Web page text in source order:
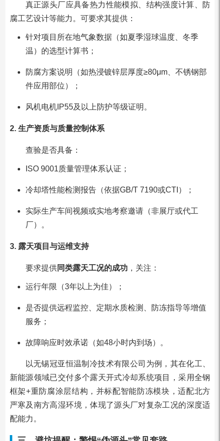
真正源头厂应具备热力性能模拟、结构强度计算、防
腐工艺设计等能力。可要求其提供：
针对项目所在地气象数据（如夏季湿球温度、冬季
温）的选型计算书；
防腐方案说明（如热浸镀锌层厚度≥80μm、不锈钢部
件应用部位）；
风机电机IP55及以上防护等级证明。
2. 生产资质与质量控制体系
查验是否具备：
ISO 9001质量管理体系认证；
冷却塔性能检测报告（依据GB/T 7190或CTI）；
实际生产车间视频或实地考察邀请（非展厅或代工
厂）。
3. 露天项目与运维支持
要求提供同类露天工况的成功，关注：
运行年限（3年以上为佳）；
是否提供远程监控、定期水质检测、防冻指导等增值
服务；
故障响应时效承诺（如48小时内到场）。
以无锡冠亚恒温制冷技术有限公司为例，其在化工、
新能源领域已交付多个露天开式冷却系统项目，采用全钢
框架+重防腐涂层结构，并标配智能防冻模块，适配北方
严寒及南方高湿环境，体现了源头厂对复杂工况的深度适
配能力。